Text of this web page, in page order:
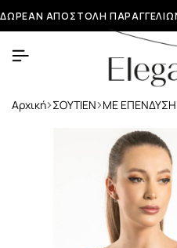
ΔΩΡΕΑΝ ΑΠΟΣΤΟΛΗ
Αρχική ΣΟΥΤΙΕΝ ΜΕ ΕΠΕΝΔΥΣΗ